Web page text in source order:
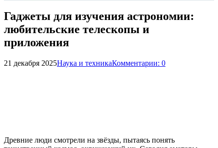
Гаджеты для изучения астрономии:
любительские телескопы и
приложения
21 декабря 2025Наука и техникаКомментарии: 0
Древние люди смотрели на звёзды, пытаясь понять